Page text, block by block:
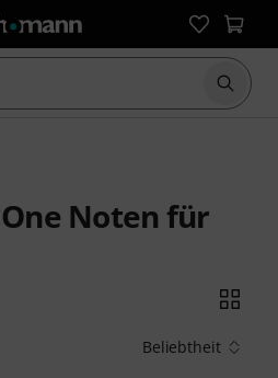
Suche
Noten für
Beliebtheit